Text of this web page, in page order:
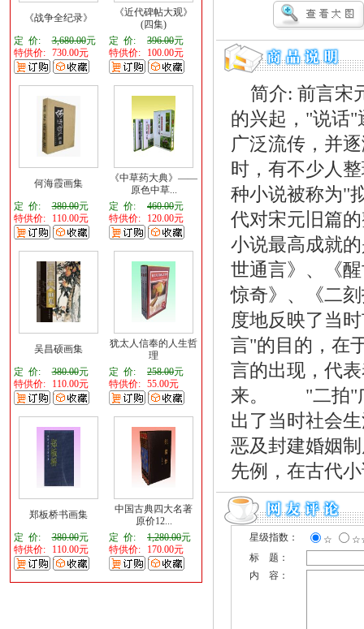
《战争全纪录》
定 价:
3,680.00元
特供价:
730.00元
《近代碑帖大观》
(四集)
定 价:
396.00元
特供价:
100.00元
何海霞画集
定 价:
380.00元
特供价:
110.00元
《中草药大典》——
原色中草...
定 价:
460.00元
特供价:
120.00元
吴昌硕画集
定 价:
380.00元
特供价:
110.00元
犹太人信奉的人生哲
理
定 价:
258.00元
特供价: 55.00元
郑板桥书画集
定 价:
380.00元
特供价:
110.00元
中国古典四大名著
原价12...
定 价:
1,280.00元
特供价:
170.00元
简介: 前言宋
的兴起，"说话"
广泛流传，并
时，有不少人
种小说被称为"
代对宋元旧篇
小说最高成就
世通言》、《
惊奇》、《二
度地反映了当
言"的目的，在
言的出现，代
来。 "二拍"广
出了当时社会
恶及封建婚姻
先例，在古代
星级指数： ☆
标 题：
内 容：